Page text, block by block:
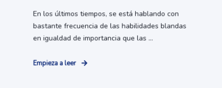
En los últimos tiempos, se está hablando con
bastante frecuencia de las habilidades blandas
en igualdad de importancia que las ...
Empieza a leer